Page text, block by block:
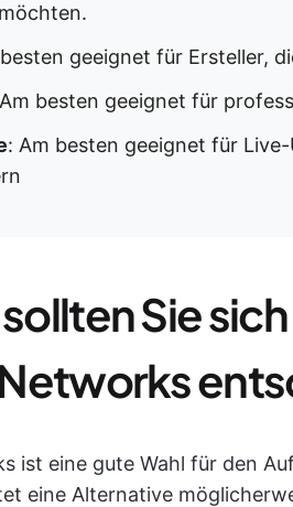
geeignet für Ersteller,
besten geeignet für
: Am besten geeignet für
Sie
ist eine gute Wahl für den
eine Alternative